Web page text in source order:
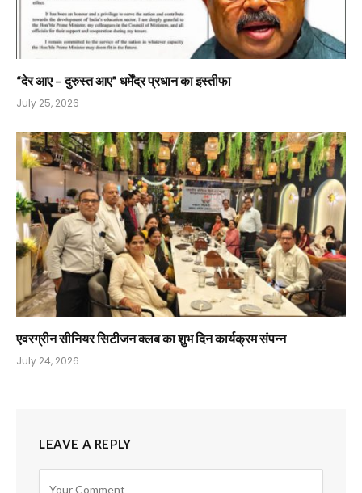
“देर आए – दुरुस्त आए” धर्मेंद्र प्रधान का इस्तीफा
July 25, 2026
एवरग्रीन सीनियर सिटीजन क्लब का शुभ दिन कार्यक्रम संपन्न
July 24, 2026
LEAVE A REPLY